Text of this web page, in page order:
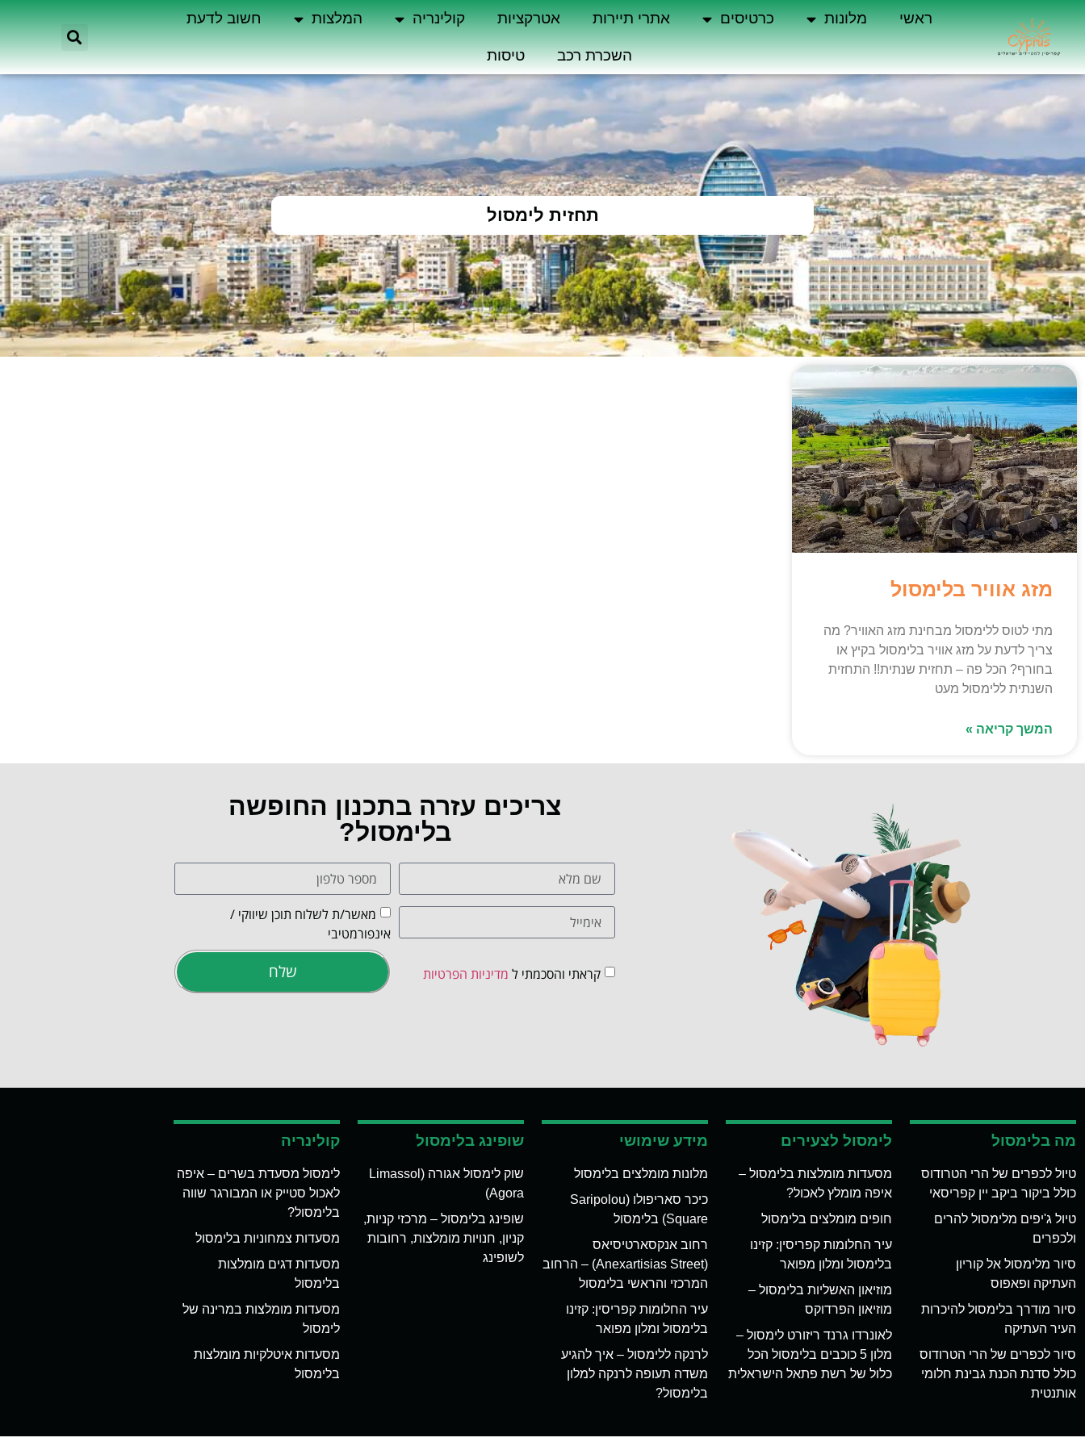
ראשי מלונות כרטיסים אתרי תיירות אטרקציות קולינריה המלצות חשוב לדעת
השכרת רכב טיסות
תחזית לימסול
מזג אוויר בלימסול
מתי לטוס ללימסול מבחינת מזג האוויר? מה
צריך לדעת על מזג אוויר בלימסול בקיץ או
בחורף? הכל פה – תחזית שנתית!! התחזית
השנתית ללימסול מעט
המשך קריאה »
צריכים עזרה בתכנון החופשה
בלימסול?
מאשר/ת לשלוח תוכן שיווקי /
אינפורמטיבי
קראתי והסכמתי ל מדיניות הפרטיות שלח
מה בלימסול
טיול לכפרים של הרי הטרודוס
כולל ביקור ביקב יין קפריסאי
טיול ג'יפים מלימסול להרים
ולכפרים
סיור מלימסול אל קוריון
העתיקה ופאפוס
סיור מודרך בלימסול להיכרות
העיר העתיקה
סיור לכפרים של הרי הטרודוס
כולל סדנת הכנת גבינת חלומי
אותנטית
לימסול לצעירים
מסעדות מומלצות בלימסול –
איפה מומלץ לאכול?
חופים מומלצים בלימסול
עיר החלומות קפריסין: קזינו
בלימסול ומלון מפואר
מוזיאון האשליות בלימסול –
מוזיאון הפרדוקס
לאונרדו גרנד ריזורט לימסול –
מלון 5 כוכבים בלימסול הכל
כלול של רשת פתאל הישראלית
מידע שימושי
מלונות מומלצים בלימסול
כיכר סאריפולו (Saripolou
Square) בלימסול
רחוב אנקסארטיסיאס
(Anexartisias Street) – הרחוב
המרכזי והראשי בלימסול
עיר החלומות קפריסין: קזינו
בלימסול ומלון מפואר
לרנקה ללימסול – איך להגיע
משדה תעופה לרנקה למלון
בלימסול?
שופינג בלימסול
שוק לימסול אגורה (Limassol
Agora)
שופינג בלימסול – מרכזי קניות,
קניון, חנויות מומלצות, רחובות
לשופינג
קולינריה
לימסול מסעדת בשרים – איפה
לאכול סטייק או המבורגר שווה
בלימסול?
מסעדות צמחוניות בלימסול
מסעדות דגים מומלצות
בלימסול
מסעדות מומלצות במרינה של
לימסול
מסעדות איטלקיות מומלצות
בלימסול